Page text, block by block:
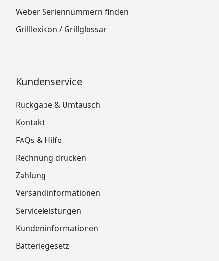
Weber Seriennummern finden
Grilllexikon / Grillglossar
Kundenservice
Rückgabe & Umtausch
Kontakt
FAQs & Hilfe
Rechnung drucken
Zahlung
Versandinformationen
Serviceleistungen
Kundeninformationen
Batteriegesetz